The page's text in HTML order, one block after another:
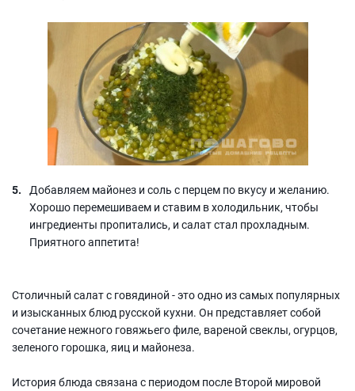
Добавляем майонез и соль с перцем по вкусу и желанию.
Хорошо перемешиваем и ставим в холодильник, чтобы
ингредиенты пропитались, и салат стал прохладным.
Приятного аппетита!
Столичный салат с говядиной - это одно из самых популярных
и изысканных блюд русской кухни. Он представляет собой
сочетание нежного говяжьего филе, вареной свеклы, огурцов,
зеленого горошка, яиц и майонеза.
История блюда связана с периодом после Второй мировой